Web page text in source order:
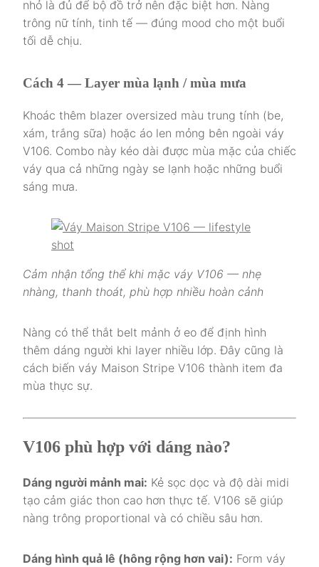
nhỏ là đủ để bộ đồ trở nên đặc biệt hơn. Nàng
trông nữ tính, tinh tế — đúng mood cho một buổi
tối dễ chịu.
Cách 4 — Layer mùa lạnh / mùa mưa
Khoác thêm blazer oversized màu trung tính (be,
xám, trắng sữa) hoặc áo len mỏng bên ngoài váy
V106. Combo này kéo dài được mùa mặc của chiếc
váy qua cả những ngày se lạnh hoặc những buổi
sáng mưa.
Cảm nhận tổng thể khi mặc váy V106 — nhẹ
nhàng, thanh thoát, phù hợp nhiều hoàn cảnh
Nàng có thể thắt belt mảnh ở eo để định hình
thêm dáng người khi layer nhiều lớp. Đây cũng là
cách biến váy Maison Stripe V106 thành item đa
mùa thực sự.
V106 phù hợp với dáng nào?
Dáng người mảnh mai: Kẻ sọc dọc và độ dài midi
tạo cảm giác thon cao hơn thực tế. V106 sẽ giúp
nàng trông proportional và có chiều sâu hơn.
Dáng hình quả lê (hông rộng hơn vai): Form váy